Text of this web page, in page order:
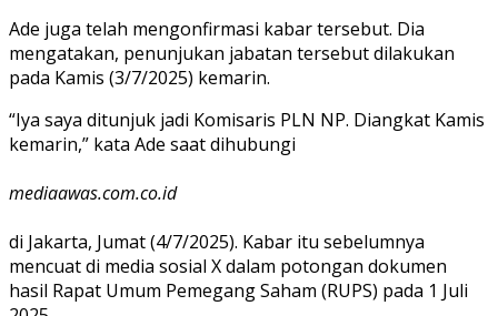
Ade juga telah mengonfirmasi kabar tersebut. Dia
mengatakan, penunjukan jabatan tersebut dilakukan
pada Kamis (3/7/2025) kemarin.
“Iya saya ditunjuk jadi Komisaris PLN NP. Diangkat Kamis
kemarin,” kata Ade saat dihubungi
mediaawas.com.co.id
di Jakarta, Jumat (4/7/2025). Kabar itu sebelumnya
mencuat di media sosial X dalam potongan dokumen
hasil Rapat Umum Pemegang Saham (RUPS) pada 1 Juli